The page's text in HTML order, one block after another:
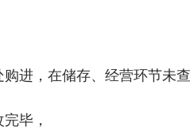
进，在储存、经营环节未查
毕，